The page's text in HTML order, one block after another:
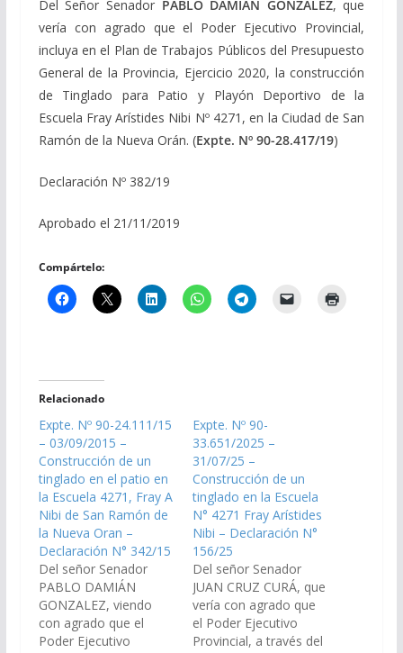
Del Señor Senador PABLO DAMIAN GONZALEZ, que
vería con agrado que el Poder Ejecutivo Provincial,
incluya en el Plan de Trabajos Públicos del Presupuesto
General de la Provincia, Ejercicio 2020, la construcción
de Tinglado para Patio y Playón Deportivo de la
Escuela Fray Arístides Nibi Nº 4271, en la Ciudad de San
Ramón de la Nueva Orán. (Expte. Nº 90-28.417/19)
Declaración Nº 382/19
Aprobado el 21/11/2019
Compártelo:
Relacionado
Expte. Nº 90-24.111/15
– 03/09/2015 –
Construcción de un
tinglado en el patio en
la Escuela 4271, Fray A
Nibi de San Ramón de
la Nueva Oran –
Declaración N° 342/15
Del señor Senador
PABLO DAMIÁN
GONZALEZ, viendo
con agrado que el
Poder Ejecutivo
Expte. Nº 90-
33.651/2025 –
31/07/25 –
Construcción de un
tinglado en la Escuela
N° 4271 Fray Arístides
Nibi – Declaración N°
156/25
Del señor Senador
JUAN CRUZ CURÁ, que
vería con agrado que
el Poder Ejecutivo
Provincial, a través del